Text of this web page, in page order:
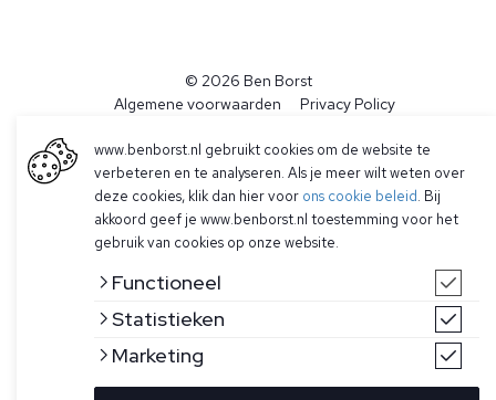
© 2026 Ben Borst
Algemene voorwaarden Privacy Policy
www.benborst.nl gebruikt cookies om de website te
verbeteren en te analyseren. Als je meer wilt weten over
deze cookies, klik dan hier voor ons cookie beleid. Bij
akkoord geef je www.benborst.nl toestemming voor het
gebruik van cookies op onze website.
Functioneel
Statistieken
Marketing